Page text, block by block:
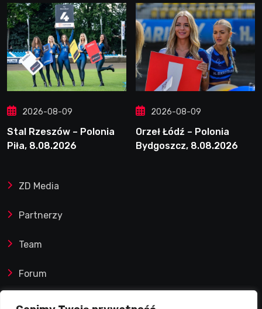
2026-08-09
Stal Rzeszów – Polonia
Piła, 8.08.2026
2026-08-09
Orzeł Łódź – Polonia
Bydgoszcz, 8.08.2026
ZD Media
Partnerzy
Team
Forum
Reklamy i współprace